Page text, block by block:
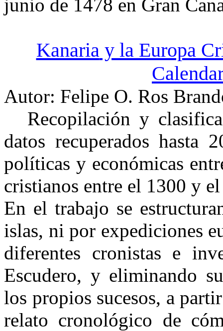
junio de 1478 en Gran
Kanariay la Europa
Autor: Felipe O. Ros
Recopilación y
datos recuperados hasta
políticas y económicas
cristianos entre el 1300 y
En el trabajo se
islas, ni por expediciones
diferentes cronistas e
Escudero, y eliminando
los propios sucesos, a
relato cronológico de